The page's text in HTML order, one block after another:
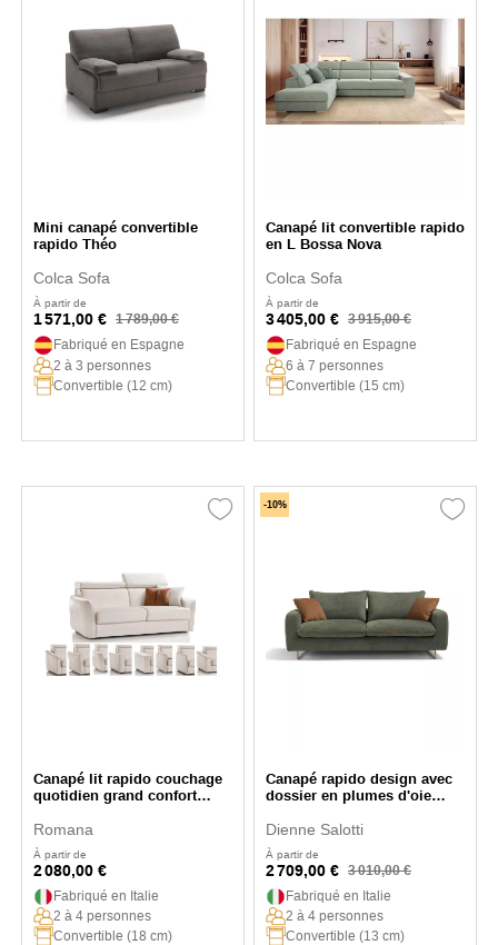
Mini canapé convertible
rapido Théo
Colca Sofa
À partir de
1 571,00 € 1 789,00 €
Fabriqué en Espagne
2 à 3 personnes
Convertible (12 cm)
Canapé lit convertible rapido
en L Bossa Nova
Colca Sofa
À partir de
3 405,00 € 3 915,00 €
Fabriqué en Espagne
6 à 7 personnes
Convertible (15 cm)
Canapé lit rapido couchage
quotidien grand confort
Romana
À partir de
2 080,00 €
Fabriqué en Italie
2 à 4 personnes
Convertible (18 cm)
-10%
Canapé rapido design avec
dossier en plumes d'oie
Dienne Salotti
À partir de
2 709,00 € 3 010,00 €
Fabriqué en Italie
2 à 4 personnes
Convertible (13 cm)